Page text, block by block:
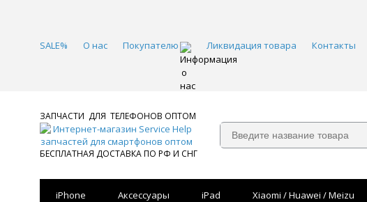
SALE% О нас Покупателю Ликвидация товара Контакты
ЗАПЧАСТИ ДЛЯ ТЕЛЕФОНОВ ОПТОМ
БЕСПЛАТНАЯ ДОСТАВКА ПО РФ И СНГ
iPhone Аксессуары iPad Xiaomi / Huawei / Meizu